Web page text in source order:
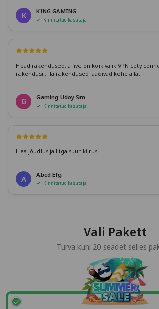
K KING GAMING
Kinnitatud kasutaja
Head rakendused.ja live on kõik valik VPN cety
rakendusi... Ta rakendused laadivad kohe alla.
G Gaming Udoy Sm
Kinnitatud kasutaja
Hea jõudlus ja liiga suur kiirus
A Abcd Efg
Kinnitatud kasutaja
Vali Pakett
Turva kuni 20 seadet selles